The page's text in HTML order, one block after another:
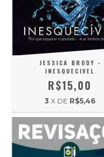
JESSICA BRODY -
INESQUECIVEL
R$15,00
3 X DE R$5,46